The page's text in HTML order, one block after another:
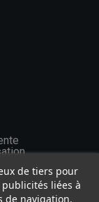
de tiers pour
liées à
de navigation.